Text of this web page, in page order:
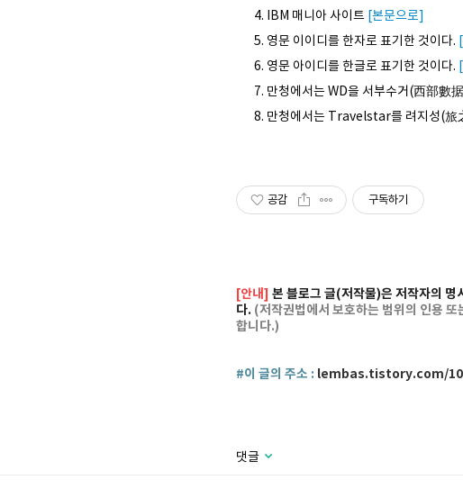
IBM 매니아 사이트 [본문으로]
영문 이이디를 한자로 표기한 것이다.
영문 아이디를 한글로 표기한 것이다.
만청에서는 WD을 서부수거(西部數
만청에서는 Travelstar를 려지성(旅
공감 구독하기
[안내] 본 블로그 글(저작물)은 저작자의 명
다. (저작권법에서 보호하는 범위의 인용 또
합니다.)
#이 글의 주소 : lembas.tistory.com/
댓글